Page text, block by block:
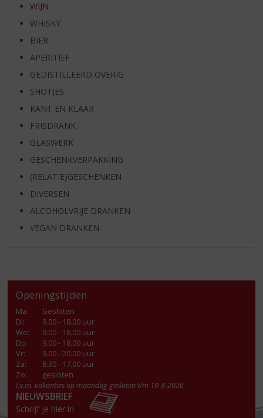
WIJN
WHISKY
BIER
APERITIEF
GEDISTILLEERD OVERIG
SHOTJES
KANT EN KLAAR
FRISDRANK
GLASWERK
GESCHENKVERPAKKING
(RELATIE)GESCHENKEN
DIVERSEN
ALCOHOLVRIJE DRANKEN
VEGAN DRANKEN
Openingstijden
Ma:
Gesloten
Di:
9.00 - 18.00 uur
Wo:
9.00 - 18.00 uur
Do:
9.00 - 18.00 uur
Vr:
9.00 - 20.00 uur
Za:
8.30 - 17.00 uur
Zo:
gesloten
I.v.m. vakanties op maandag gesloten t/m 10-8-2026
NIEUWSBRIEF
Schrijf je hier in